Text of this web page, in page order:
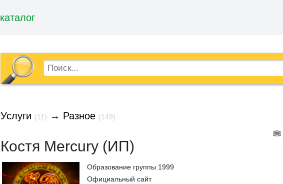
Услуги (11) → Разное (149)
Костя Mercury (ИП)
Образование группы 1999
Официальный сайт